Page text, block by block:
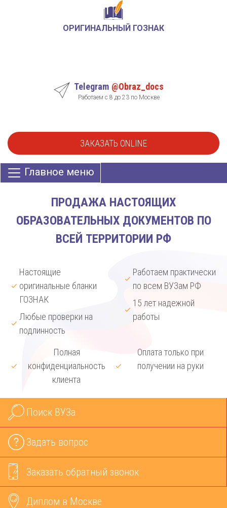
ОРИГИНАЛЬНЫЙ ГОЗНАК
Telegram @Obraz_docs
Работаем с 8 до 23 по Москве
ЗАКАЗАТЬ ONLINE
Главное меню
ПРОДАЖА НАСТОЯЩИХ
ОБРАЗОВАТЕЛЬНЫХ ДОКУМЕНТОВ ПО
ВСЕЙ ТЕРРИТОРИИ РФ
Настоящие
оригинальные бланки
ГОЗНАК
Любые проверки на
подлинность
Работаем практически
по всем ВУЗам РФ
15 лет надежной
работы
Полная
конфиденциальность
клиента
Оплата только при
получении на руки
Поиск ВУЗа
Задать вопрос
Заказать обратный звонок
Диплом в Москве